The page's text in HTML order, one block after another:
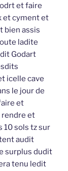
et faire
et cyment et
bien assis
ladite
Godart
icelle cave
le jour de
et
rendre et
10 sols tz sur
audit
surplus dudit
tenu ledit